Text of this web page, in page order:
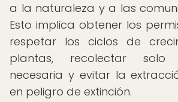
a la naturaleza y a las
Esto implica obtener los
respetar los ciclos de
plantas, recolectar
necesaria y evitar la
en peligro de extinción.